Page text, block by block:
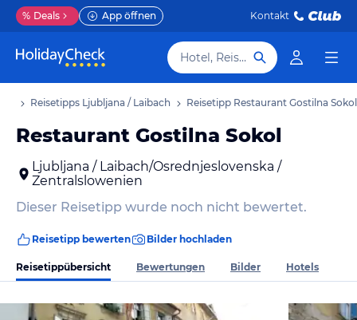
% Deals App öffnen Kontakt
Hotel, Reiseziel
Reisetipps Ljubljana / Laibach Reisetipp Restaurant Gostilna Sokol
Restaurant Gostilna Sokol
Ljubljana / Laibach/Osrednjeslovenska /
Zentralslowenien
Dieser Reisetipp wurde noch nicht bewertet.
Reisetipp bewerten Bilder hochladen
Reisetippübersicht Bewertungen Bilder Hotels